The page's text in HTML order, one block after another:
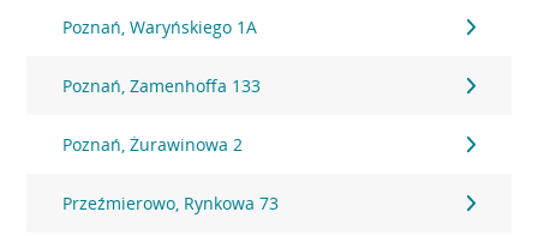
Poznań, Waryńskiego 1A
Poznań, Zamenhoffa 133
Poznań, Żurawinowa 2
Przeźmierowo, Rynkowa 73